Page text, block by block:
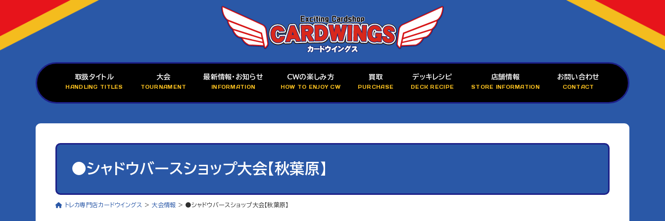
取扱タイトル
HANDLING TITLES
大会
TOURNAMENT
最新情報・お知らせ
INFORMATION
CWの楽しみ方
HOW TO ENJOY CW
買取
PURCHASE
デッキレシピ
DECK RECIPE
店舗情報
STORE INFORMATION
お問い合わせ
CONTACT
●シャドウバースショップ大会【秋葉原】
トレカ専門店カードウイングス > 大会情報 > ●シャドウバースショップ大会【秋葉原】